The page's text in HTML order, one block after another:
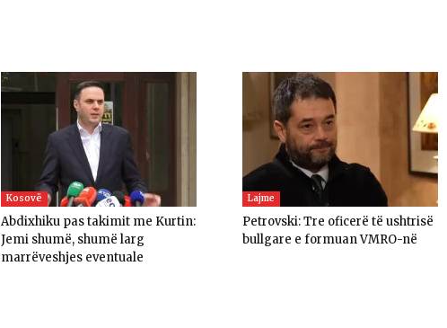
Kosovë
Abdixhiku pas takimit me Kurtin:
Jemi shumë, shumë larg
marrëveshjes eventuale
Lajme
Petrovski: Tre oficerë të ushtrisë
bullgare e formuan VMRO-në